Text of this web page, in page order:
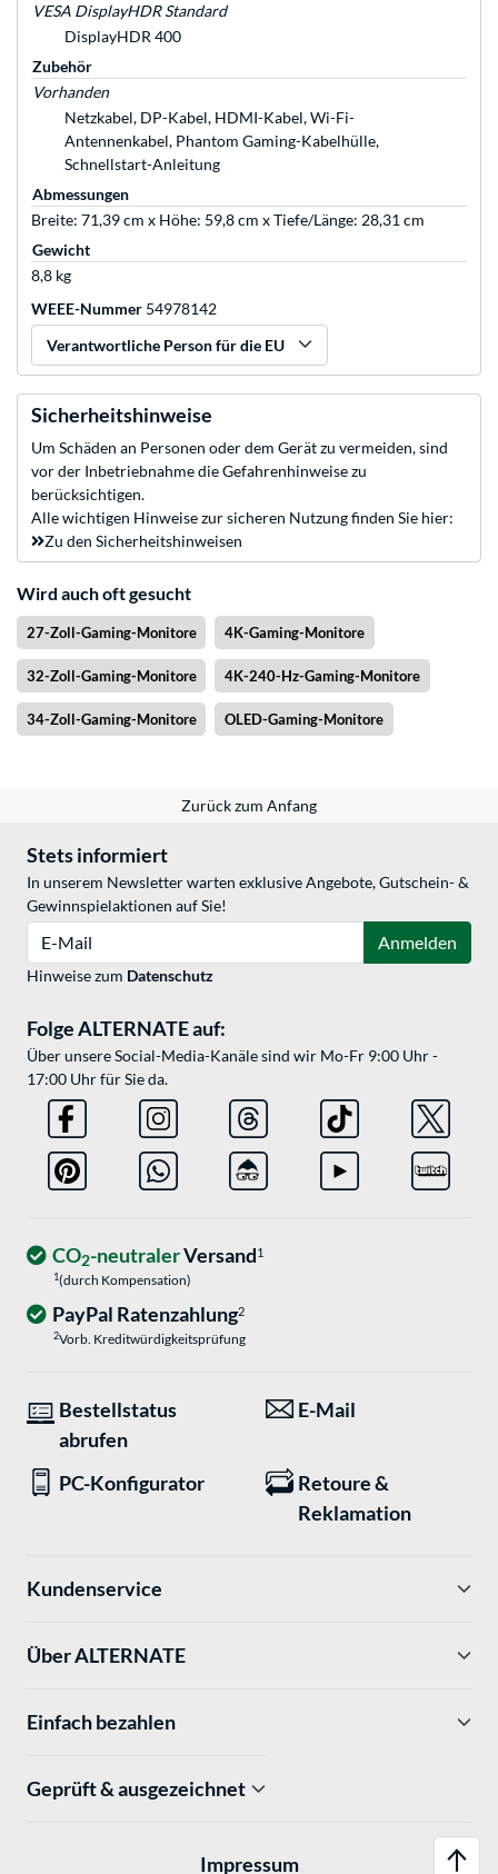
VESA DisplayHDR Standard
DisplayHDR 400
Zubehör
Vorhanden
Netzkabel, DP-Kabel, HDMI-Kabel, Wi-Fi-
Antennenkabel, Phantom Gaming-Kabelhülle,
Schnellstart-Anleitung
Abmessungen
Breite: 71,39 cm x Höhe: 59,8 cm x Tiefe/Länge: 28,31 cm
Gewicht
8,8 kg
WEEE-Nummer 54978142
Verantwortliche Person für die EU
Sicherheitshinweise
Um Schäden an Personen oder dem Gerät zu vermeiden, sind
vor der Inbetriebnahme die Gefahrenhinweise zu
berücksichtigen.
Alle wichtigen Hinweise zur sicheren Nutzung finden Sie hier:
Zu den Sicherheitshinweisen
Wird auch oft gesucht
27-Zoll-Gaming-Monitore 4K-Gaming-Monitore
32-Zoll-Gaming-Monitore 4K-240-Hz-Gaming-Monitore
34-Zoll-Gaming-Monitore OLED-Gaming-Monitore
Zurück zum Anfang
Stets informiert
In unserem Newsletter warten exklusive Angebote, Gutschein- &
Gewinnspielaktionen auf Sie!
Anmelden
Hinweise zum Datenschutz
Folge ALTERNATE auf:
Über unsere Social-Media-Kanäle sind wir Mo-Fr 9:00 Uhr -
17:00 Uhr für Sie da.
CO2-neutralerVersand1
1(durch Kompensation)
PayPal Ratenzahlung2
2Vorb. Kreditwürdigkeitsprüfung
Bestellstatus
abrufen
E-Mail
PC-Konfigurator
Retoure &
Reklamation
Kundenservice
Über ALTERNATE
Einfach bezahlen
Geprüft & ausgezeichnet
Impressum